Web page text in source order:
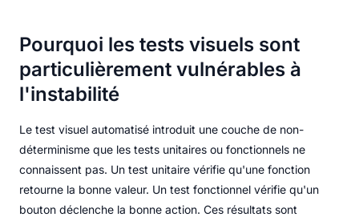
Pourquoi les tests visuels sont
particulièrement vulnérables à
l'instabilité
Le test visuel automatisé introduit une couche de non-
déterminisme que les tests unitaires ou fonctionnels ne
connaissent pas. Un test unitaire vérifie qu'une fonction
retourne la bonne valeur. Un test fonctionnel vérifie qu'un
bouton déclenche la bonne action. Ces résultats sont